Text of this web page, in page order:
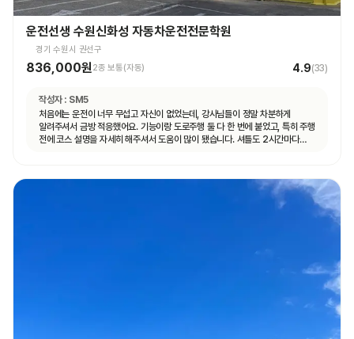
운전선생 수원신화성 자동차운전전문학원
경기 수원시 권선구
836,000원2종 보통(자동) 4.9(33)
작성자 : SM5
처음에는 운전이 너무 무섭고 자신이 없었는데, 강사님들이 정말 차분하게
알려주셔서 금방 적응했어요. 기능이랑 도로주행 둘 다 한 번에 붙었고, 특히 주행
전에 코스 설명을 자세히 해주셔서 도움이 많이 됐습니다. 셔틀도 2시간마다